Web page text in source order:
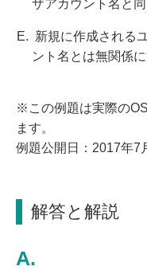
ザアカウント名と
新規に作成される
ント名とは無関係に
※この例題は実際の
ます。
例題公開日：2017年7
解答と解説